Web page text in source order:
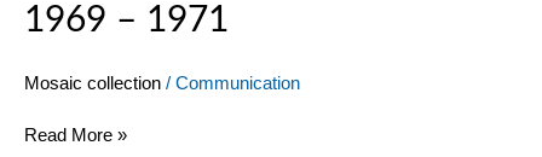
1969 – 1971
Mosaic collection / Communication
Read More »